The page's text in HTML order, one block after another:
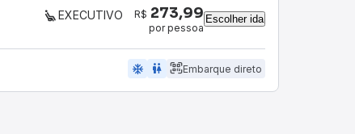
EXECUTIVO R$ 273,99
por pessoa
Escolher ida
ac_unit wc Embarque direto